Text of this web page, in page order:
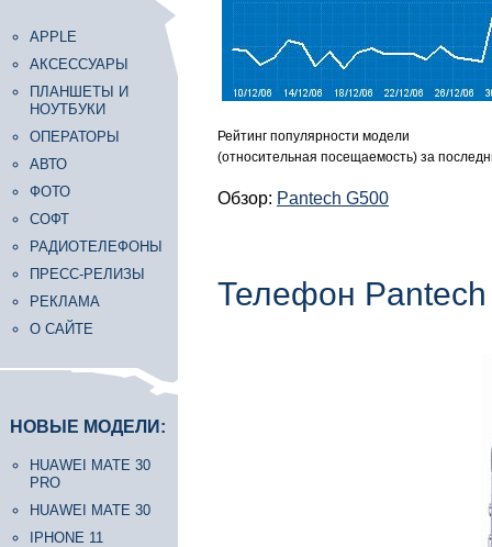
APPLE
АКСЕССУАРЫ
ПЛАНШЕТЫ И
НОУТБУКИ
ОПЕРАТОРЫ
АВТО
ФОТО
СОФТ
РАДИОТЕЛЕФОНЫ
ПРЕСС-РЕЛИЗЫ
РЕКЛАМА
О САЙТЕ
НОВЫЕ МОДЕЛИ:
HUAWEI MATE 30
PRO
HUAWEI MATE 30
IPHONE 11
Рейтинг популярности модели
(относительная посещаемость) за
Обзор: Pantech G500
Телефон